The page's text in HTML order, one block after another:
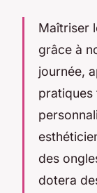
Maîtriser
grâce à
journée,
pratiques
des
dotera